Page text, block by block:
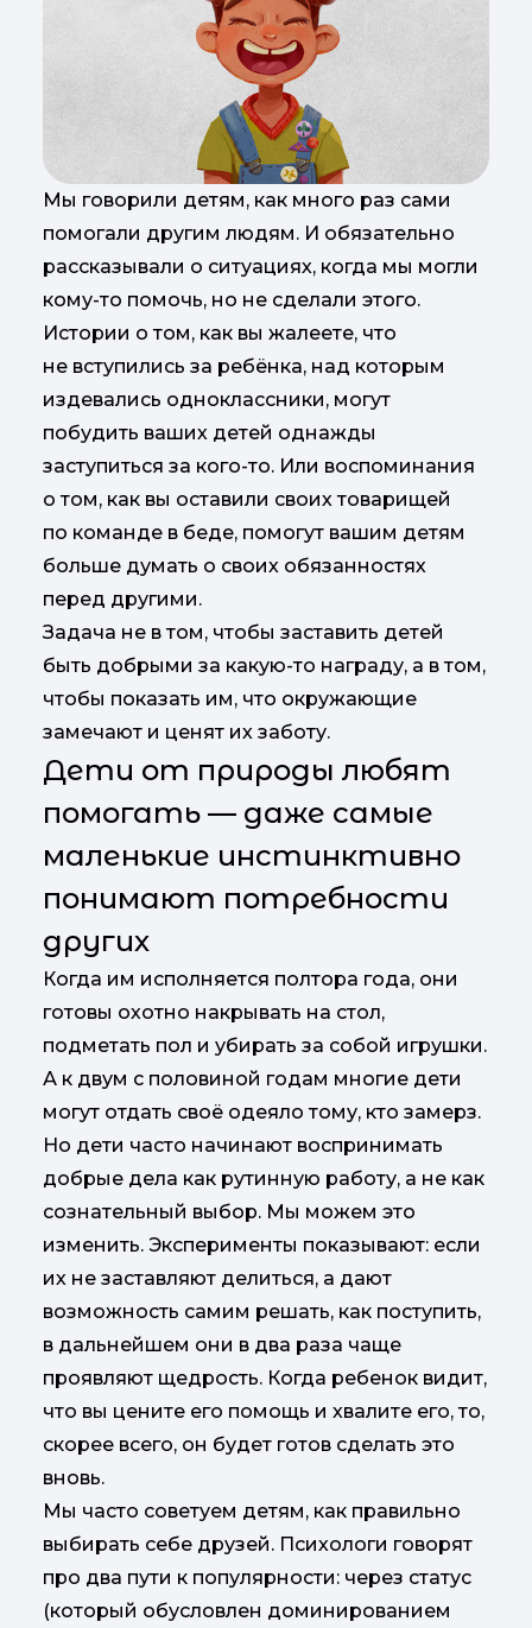
Мы говорили детям, как много раз сами
помогали другим людям. И обязательно
рассказывали о ситуациях, когда мы могли
кому-то помочь, но не сделали этого.
Истории о том, как вы жалеете, что
не вступились за ребёнка, над которым
издевались одноклассники, могут
побудить ваших детей однажды
заступиться за кого-то. Или воспоминания
о том, как вы оставили своих товарищей
по команде в беде, помогут вашим детям
больше думать о своих обязанностях
перед другими.
Задача не в том, чтобы заставить детей
быть добрыми за какую-то награду, а в том,
чтобы показать им, что окружающие
замечают и ценят их заботу.
Дети от природы любят
помогать — даже самые
маленькие инстинктивно
понимают потребности
других
Когда им исполняется полтора года, они
готовы охотно накрывать на стол,
подметать пол и убирать за собой игрушки.
А к двум с половиной годам многие дети
могут отдать своё одеяло тому, кто замерз.
Но дети часто начинают воспринимать
добрые дела как рутинную работу, а не как
сознательный выбор. Мы можем это
изменить. Эксперименты показывают: если
их не заставляют делиться, а дают
возможность самим решать, как поступить,
в дальнейшем они в два раза чаще
проявляют щедрость. Когда ребенок видит,
что вы цените его помощь и хвалите его, то,
скорее всего, он будет готов сделать это
вновь.
Мы часто советуем детям, как правильно
выбирать себе друзей. Психологи говорят
про два пути к популярности: через статус
(который обусловлен доминированием